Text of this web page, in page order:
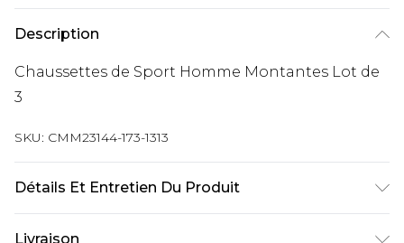
Description
Chaussettes de Sport Homme Montantes Lot de
3
SKU: CMM23144-173-1313
Détails Et Entretien Du Produit
Livraison